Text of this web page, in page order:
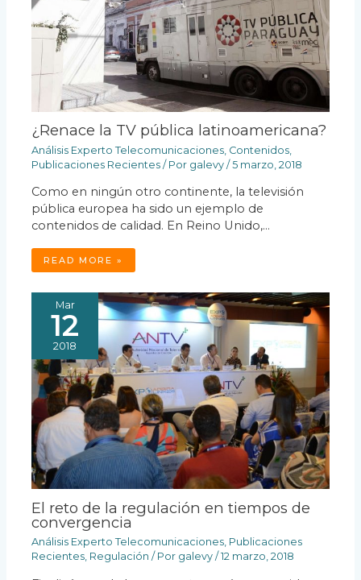
¿Renace la TV pública latinoamericana?
Análisis Experto Telecomunicaciones Contenidos
Publicaciones Recientes / Por galevy/5 marzo, 2018
Como en ningún otro continente, la televisión
pública europea ha sido un ejemplo de
contenidos de calidad. En Reino Unido,…
READ MORE »
Mar
12
2018
El reto de la regulación en tiempos de
convergencia
Análisis Experto Telecomunicaciones, Publicaciones
Recientes, Regulación / Por galevy/12 marzo, 2018